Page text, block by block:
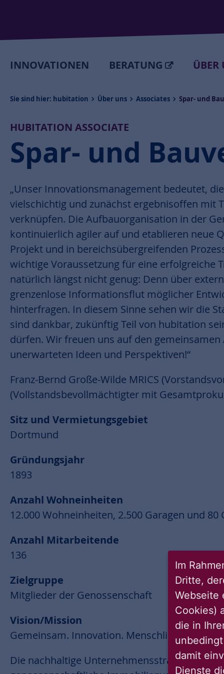
INNOVATIONEN BERATUNG ÜBER
Sie sind hier: hubitation Über uns Associates Spar- und
HUBITATION ASSOCIATE
Spar- und
„Unser Innovationsmanagement bedeutet,
vielschichtig und zunächst ergebnisoffen mit
verknüpfen. Die Aufbauorganisation in der
kontinuierlich agiler auf und etablieren neue
Projekt und in bereichsübergreifenden
wichtige Voraussetzung für eine erfolgreiche
natürlich längst nicht genug: Denn über
grenzenlose Informationsflut möglicher
hinterfragen. In diesem Sinne sehen wir die
sind dankbar, zukünftig Teil von hubitation
dürfen. Wir freuen uns auf den
unerwarteten Ideen und Perspektiven!“
Franz-Bernd Große-Wilde MRICS
(Vollstandsbevollmächtigter mit
Sitz und Vermietungsgebiet
Dortmund
Gründungsjahr
1893
Anzahl Wohneinheiten
12.000 Wohneinheiten, 2.500 Garagen und
Anzahl Mitarbeitende
136
Zielgruppe
Mitglieder der Genossenschaft
Vision/Mission
Gemeinsam. Innovation. Menschlich. Aktiv.
Die nachhaltige Unternehmensstrategie des
Im
Dritte,
Webseite
Cookies)
die in
damit
Dienste